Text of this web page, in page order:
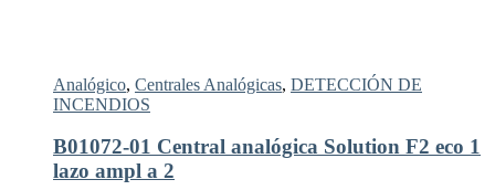
Analógico, Centrales Analógicas, DETECCIÓN DE
INCENDIOS
B01072-01 Central analógica Solution F2 eco 1
lazo ampl a 2